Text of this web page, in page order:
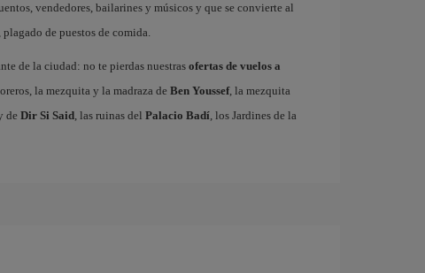
vendedores, bailarines y músicos y que se convierte al
de puestos de comida.
de la ciudad: no te pierdas nuestrasofertas de vuelos a
la mezquita y la madraza de Ben Youssef, la mezquita
de Dir Si Said, las ruinas del Palacio Badí, los Jardines de la